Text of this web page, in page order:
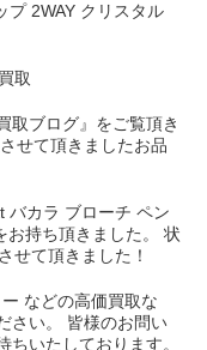
プ 2WAY クリスタル
買取
取ブログ』をご覧頂き
せて頂きましたお品
バカラ ブローチ ペン
お持ち頂きました。 状
せて頂きました！
などの高価買取な
さい。 皆様のお問い
いたしております。